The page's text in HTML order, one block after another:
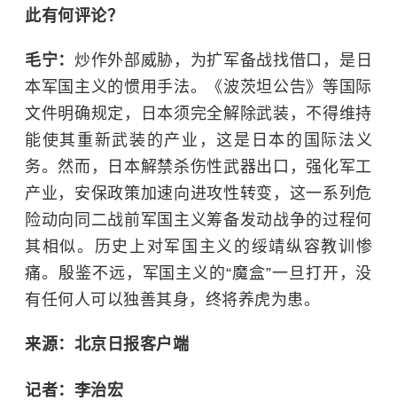
此有何评论？
毛宁：炒作外部威胁，为扩军备战找借口，是日
本军国主义的惯用手法。《波茨坦公告》等国际
文件明确规定，日本须完全解除武装，不得维持
能使其重新武装的产业，这是日本的国际法义
务。然而，日本解禁杀伤性武器出口，强化军工
产业，安保政策加速向进攻性转变，这一系列危
险动向同二战前军国主义筹备发动战争的过程何
其相似。历史上对军国主义的绥靖纵容教训惨
痛。殷鉴不远，军国主义的“魔盒”一旦打开，没
有任何人可以独善其身，终将养虎为患。
来源：北京日报客户端
记者：李治宏